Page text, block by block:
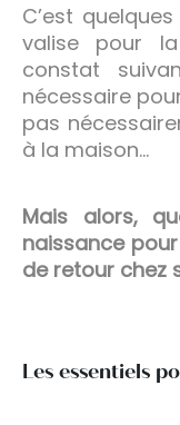
C’est
valise pour
constat
nécessaire
pas
à la maison…
Mais alors,
naissance
de retour chez
Les essentiels